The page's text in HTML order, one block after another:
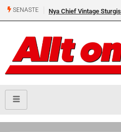
SENASTE Nya Chief Vintage Sturgis